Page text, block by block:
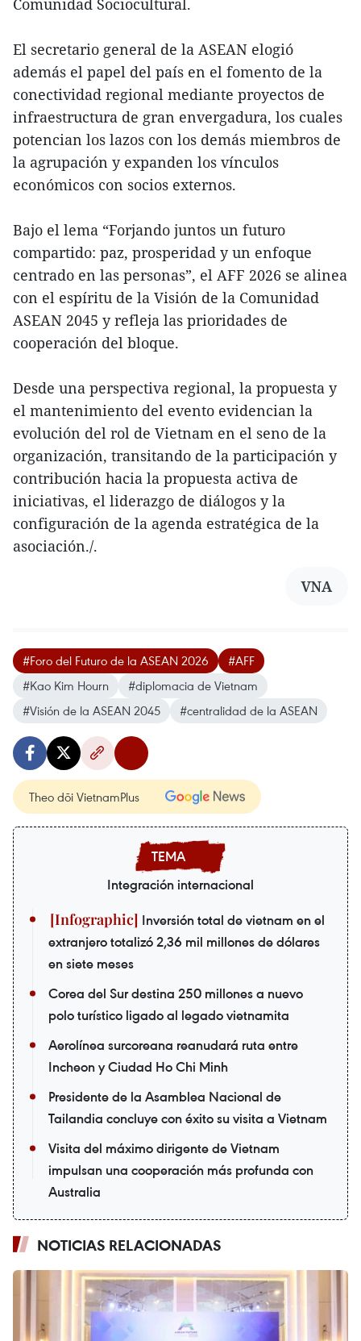
El secretario general de la ASEAN elogió
además el papel del país en el fomento de la
conectividad regional mediante proyectos de
infraestructura de gran envergadura, los cuales
potencian los lazos con los demás miembros de
la agrupación y expanden los vínculos
económicos con socios externos.
Bajo el lema “Forjando juntos un futuro
compartido: paz, prosperidad y un enfoque
centrado en las personas”, el AFF 2026 se alinea
con el espíritu de la Visión de la Comunidad
ASEAN 2045 y refleja las prioridades de
cooperación del bloque.
Desde una perspectiva regional, la propuesta y
el mantenimiento del evento evidencian la
evolución del rol de Vietnam en el seno de la
organización, transitando de la participación y
contribución hacia la propuesta activa de
iniciativas, el liderazgo de diálogos y la
configuración de la agenda estratégica de la
asociación./.
VNA
#Foro del Futuro de la ASEAN 2026
#AFF
#Kao Kim Hourn
#diplomacia de Vietnam
#Visión de la ASEAN 2045
#centralidad de la ASEAN
Theo dõi VietnamPlus
Integración internacional
Inversión total de vietnam en el
extranjero totalizó 2,36 mil millones de dólares
en siete meses
Corea del Sur destina 250 millones a nuevo
polo turístico ligado al legado vietnamita
Aerolínea surcoreana reanudará ruta entre
Incheon y Ciudad Ho Chi Minh
Presidente de la Asamblea Nacional de
Tailandia concluye con éxito su visita a Vietnam
Visita del máximo dirigente de Vietnam
impulsan una cooperación más profunda con
Australia
NOTICIAS RELACIONADAS